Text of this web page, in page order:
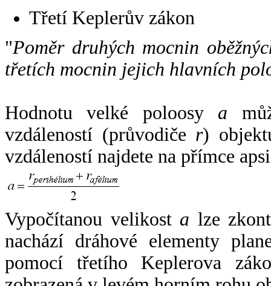
Třetí Keplerův zákon
"Poměr druhých mocnin
třetích mocnin jejich hlavních
Hodnotu velké poloosy a
vzdáleností (průvodiče r)
vzdáleností najdete na přímce
Vypočítanou velikost a lze
nachází dráhové elementy
pomocí třetího Keplerova